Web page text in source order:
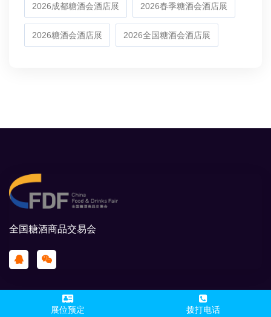
2026成都糖酒会酒店展 2026春季糖酒会酒店展
2026糖酒会酒店展 2026全国糖酒会酒店展
全国糖酒商品交易会
蒋经理展位预定 拨打电话